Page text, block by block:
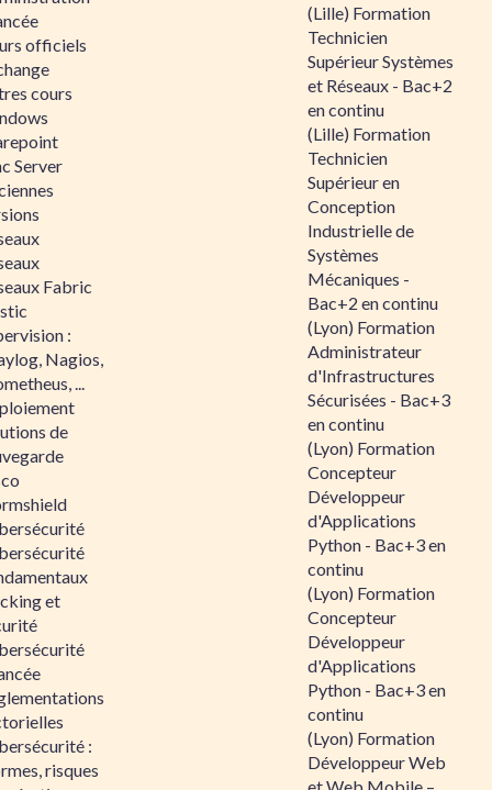
officiels
cours
Server
Fabric
:
Nagios,
...
de
et
:
risques
(Lille) Formation
Technicien
Supérieur Systèmes
et Réseaux - Bac+2
en continu
(Lille) Formation
Technicien
Supérieur en
Conception
Industrielle de
Systèmes
Mécaniques -
Bac+2 en continu
(Lyon) Formation
Administrateur
d'Infrastructures
Sécurisées - Bac+3
en continu
(Lyon) Formation
Concepteur
Développeur
d'Applications
Python - Bac+3 en
continu
(Lyon) Formation
Concepteur
Développeur
d'Applications
Python - Bac+3 en
continu
(Lyon) Formation
Développeur Web